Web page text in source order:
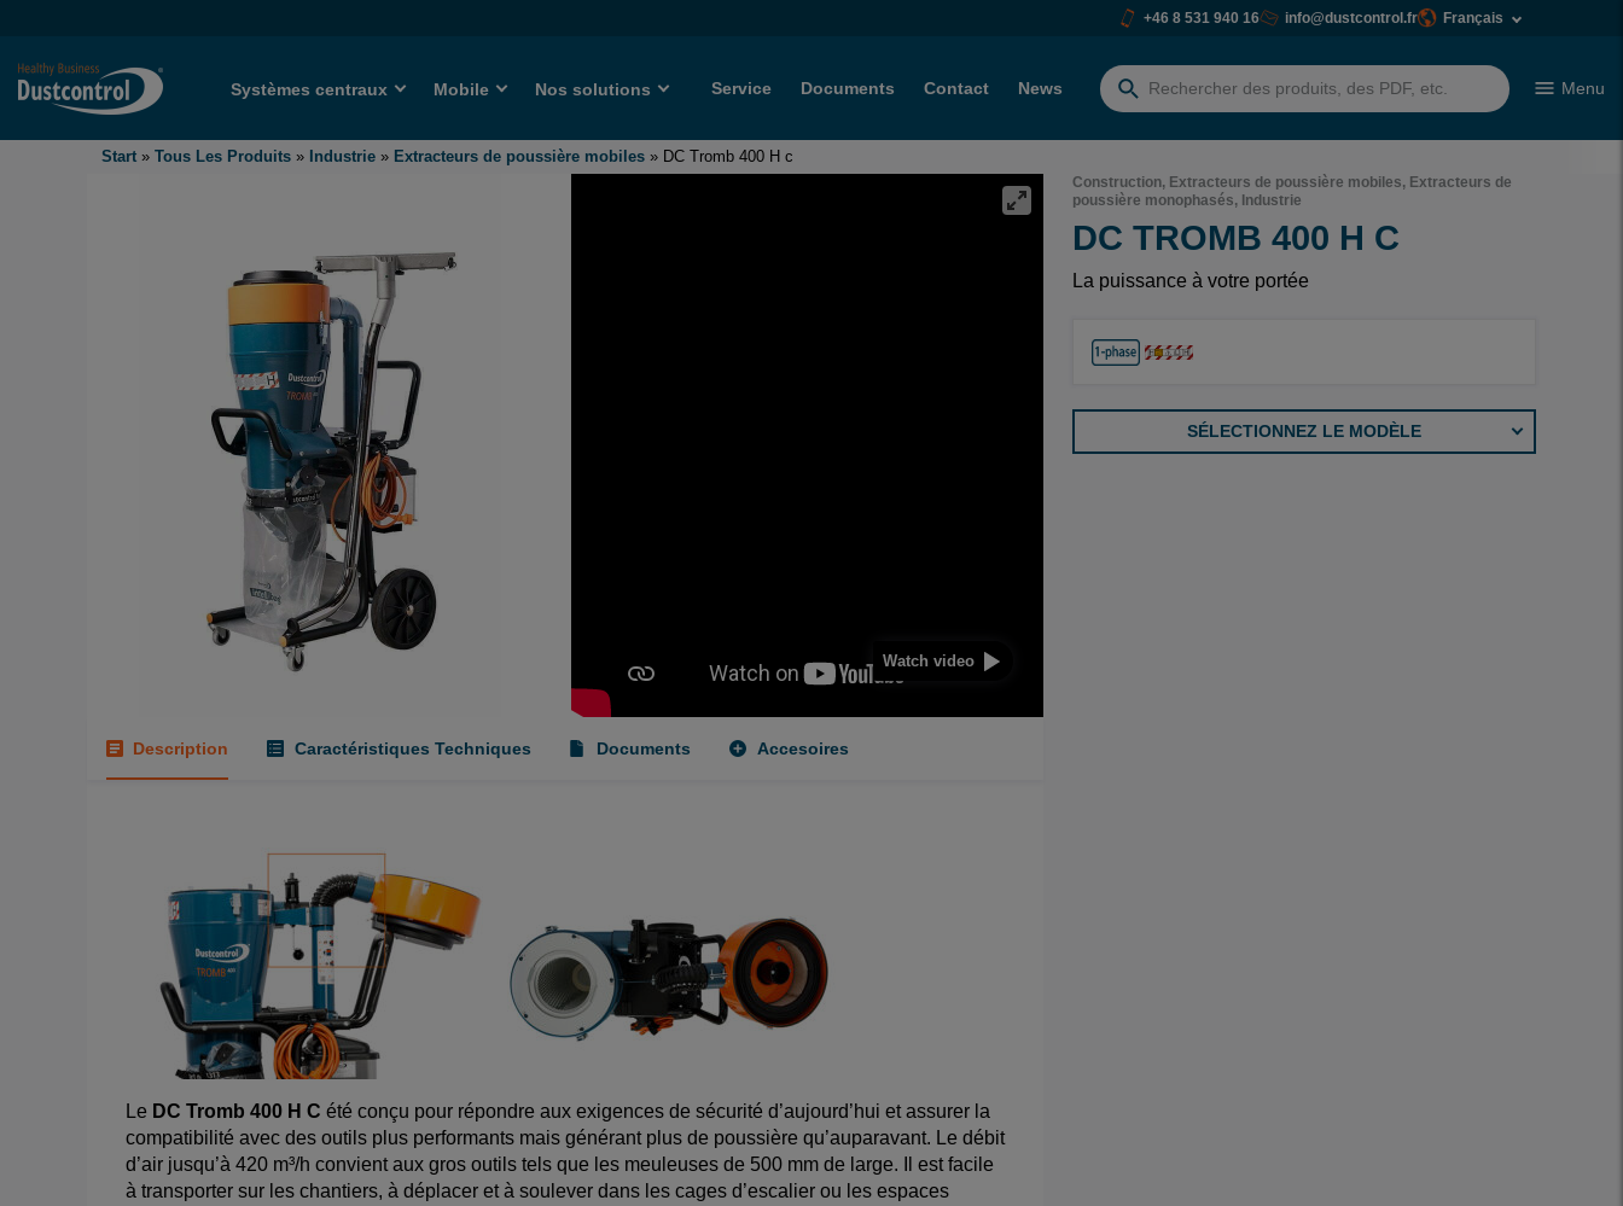
+46 8 531 940 16 info@dustcontrol.fr Français
Systèmes centraux Mobile Nos solutions Service Documents Contact News
Rechercher:
Menu
Start » Tous Les Produits » Industrie » Extracteurs de poussière mobiles » DC Tromb 400 H c
Watch video
Description Caractéristiques Techniques Documents Accesoires
Le DC Tromb 400 H C été conçu pour répondre aux exigences de sécurité d’aujourd’hui et assurer la
compatibilité avec des outils plus performants mais générant plus de poussière qu’auparavant. Le débit
d’air jusqu’à 420 m³/h convient aux gros outils tels que les meuleuses de 500 mm de large. Il est facile
à transporter sur les chantiers, à déplacer et à soulever dans les cages d’escalier ou les espaces
Construction, Extracteurs de poussière mobiles, Extracteurs de
poussière monophasés, Industrie
DC TROMB 400 H C
La puissance à votre portée
SÉLECTIONNEZ LE MODÈLE